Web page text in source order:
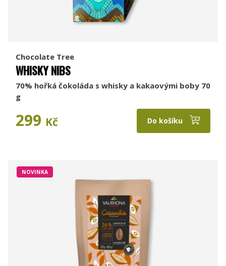
Chocolate Tree
WHISKY NIBS
70% hořká čokoláda s whisky a kakaovými boby 70
g
299 Kč Do košíku
NOVINKA